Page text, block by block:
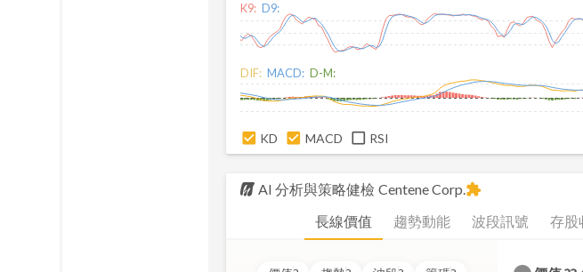
K9: D9:
DIF: MACD: D-M:
KD MACD RSI
AI 分析與策略健檢 Centene Corp. extension
長線價值 趨勢動能 波段訊號 存股